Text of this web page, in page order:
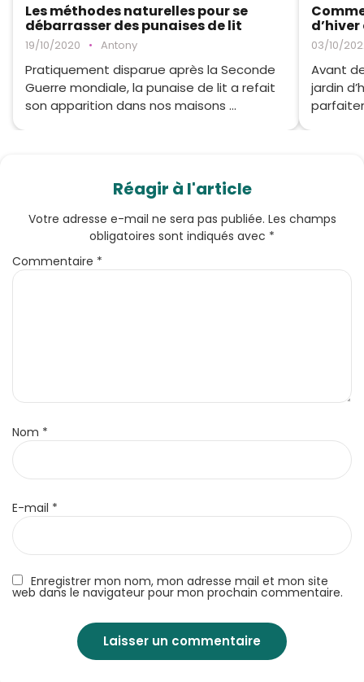
Les méthodes naturelles pour se
débarrasser des punaises de lit
19/10/2020 • Antony
Pratiquement disparue après la Seconde
Guerre mondiale, la punaise de lit a refait
son apparition dans nos maisons ...
03/10/
Avant
jardin
Réagir à l'article
Enregistrer mon nom, mon adresse mail et mon site
web dans le navigateur pour mon prochain commentaire.
Votre adresse e-mail ne sera pas publiée. Les champs
obligatoires sont indiqués avec *
Commentaire *
Nom *
E-mail *